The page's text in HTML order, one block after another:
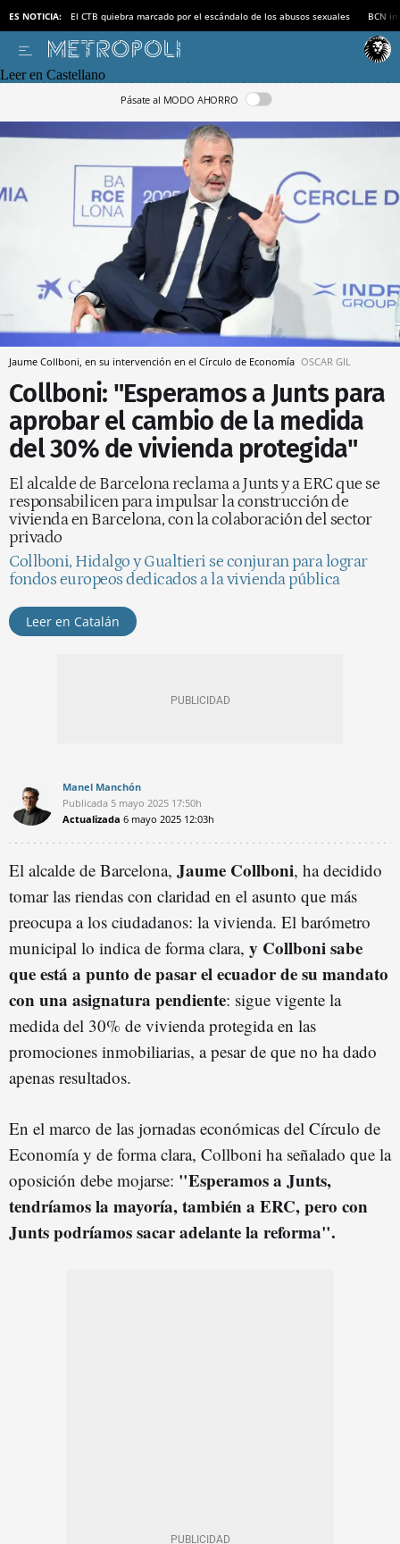
ES NOTICIA: El CTB quiebra marcado por el escándalo de los abusos sexuales BCN
Leer en Castellano
Pásate al MODO AHORRO
Jaume Collboni, en su intervención en el Círculo de Economía OSCAR GIL
Collboni: "Esperamos a Junts para
aprobar el cambio de la medida
del 30% de vivienda protegida"
El alcalde de Barcelona reclama a Junts y a ERC que se
responsabilicen para impulsar la construcción de
vivienda en Barcelona, con la colaboración del sector
privado
Collboni, Hidalgo y Gualtieri se conjuran para lograr
fondos europeos dedicados a la vivienda pública
Leer en Catalán
Manel Manchón
Publicada 5 mayo 2025 17:50h
Actualizada 6 mayo 2025 12:03h
El alcalde de Barcelona, Jaume Collboni, ha decidido
tomar las riendas con claridad en el asunto que más
preocupa a los ciudadanos: la vivienda. El barómetro
municipal lo indica de forma clara, y Collboni sabe
que está a punto de pasar el ecuador de su mandato
con una asignatura pendiente: sigue vigente la
medida del 30% de vivienda protegida en las
promociones inmobiliarias, a pesar de que no ha dado
apenas resultados.
En el marco de las jornadas económicas del Círculo de
Economía y de forma clara, Collboni ha señalado que la
oposición debe mojarse: "Esperamos a Junts,
tendríamos la mayoría, también a ERC, pero con
Junts podríamos sacar adelante la reforma".